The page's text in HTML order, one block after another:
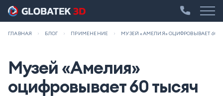
ГЛАВНАЯ БЛОГ ПРИМЕНЕНИЕ МУЗЕЙ «АМЕЛИЯ» ОЦИФРОВЫВАЕТ 60
Музей «Амелия»
оцифровывает 60 тысяч